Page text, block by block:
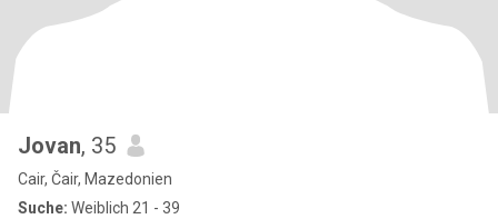
Jovan, 35
Cair, Čair, Mazedonien
Suche: Weiblich 21 - 39